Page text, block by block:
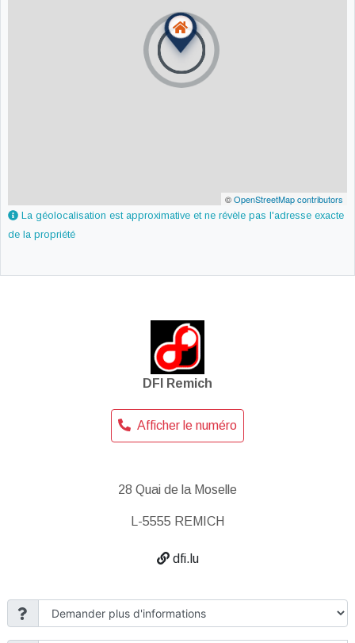
©OpenStreetMap contributors
La géolocalisation est approximative et ne révèle pas l'adresse exacte
de la propriété
DFI Remich
Afficher le numéro
28 Quai de la Moselle
L-5555 REMICH
dfi.lu